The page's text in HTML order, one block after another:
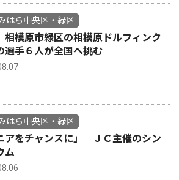
はら中央区・緑区
模原市緑区の相模原ドルフィンク
選手６人が全国へ挑む
はら中央区・緑区
アをチャンスに」 ＪＣ主催のシン
ム